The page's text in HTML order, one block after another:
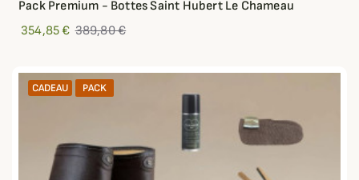
Pack Premium - Bottes Saint Hubert Le Chameau
354,85 € 389,80 €
CADEAU PACK